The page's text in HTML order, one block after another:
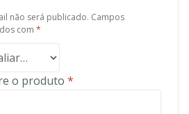
não será publicado. Campos
com *
o produto *